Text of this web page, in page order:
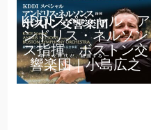
KDDIスペシャル ア
ンドリス・ネルソン
ス指揮 ボストン交
響楽団｜小島広之